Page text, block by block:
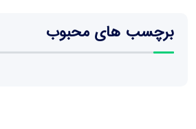
برچسب های محبوب